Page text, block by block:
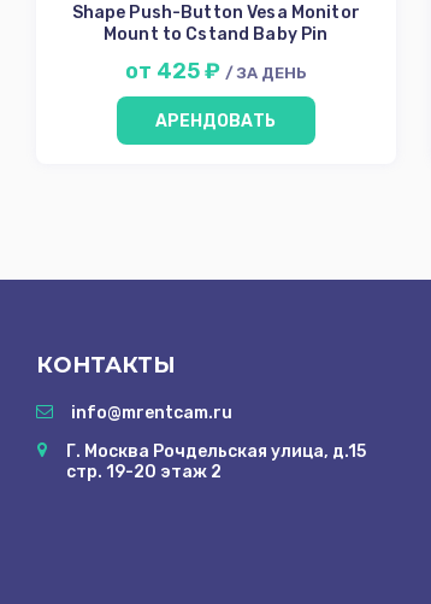
Shape Push-Button Vesa Monitor
Mount to Cstand Baby Pin
от 425 ₽ / ЗА ДЕНЬ
АРЕНДОВАТЬ
КОНТАКТЫ
info@mrentcam.ru
Г. Москва Рочдельская улица, д.15
стр. 19-20 этаж 2